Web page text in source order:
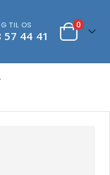
TIL OS
57 44 41
0